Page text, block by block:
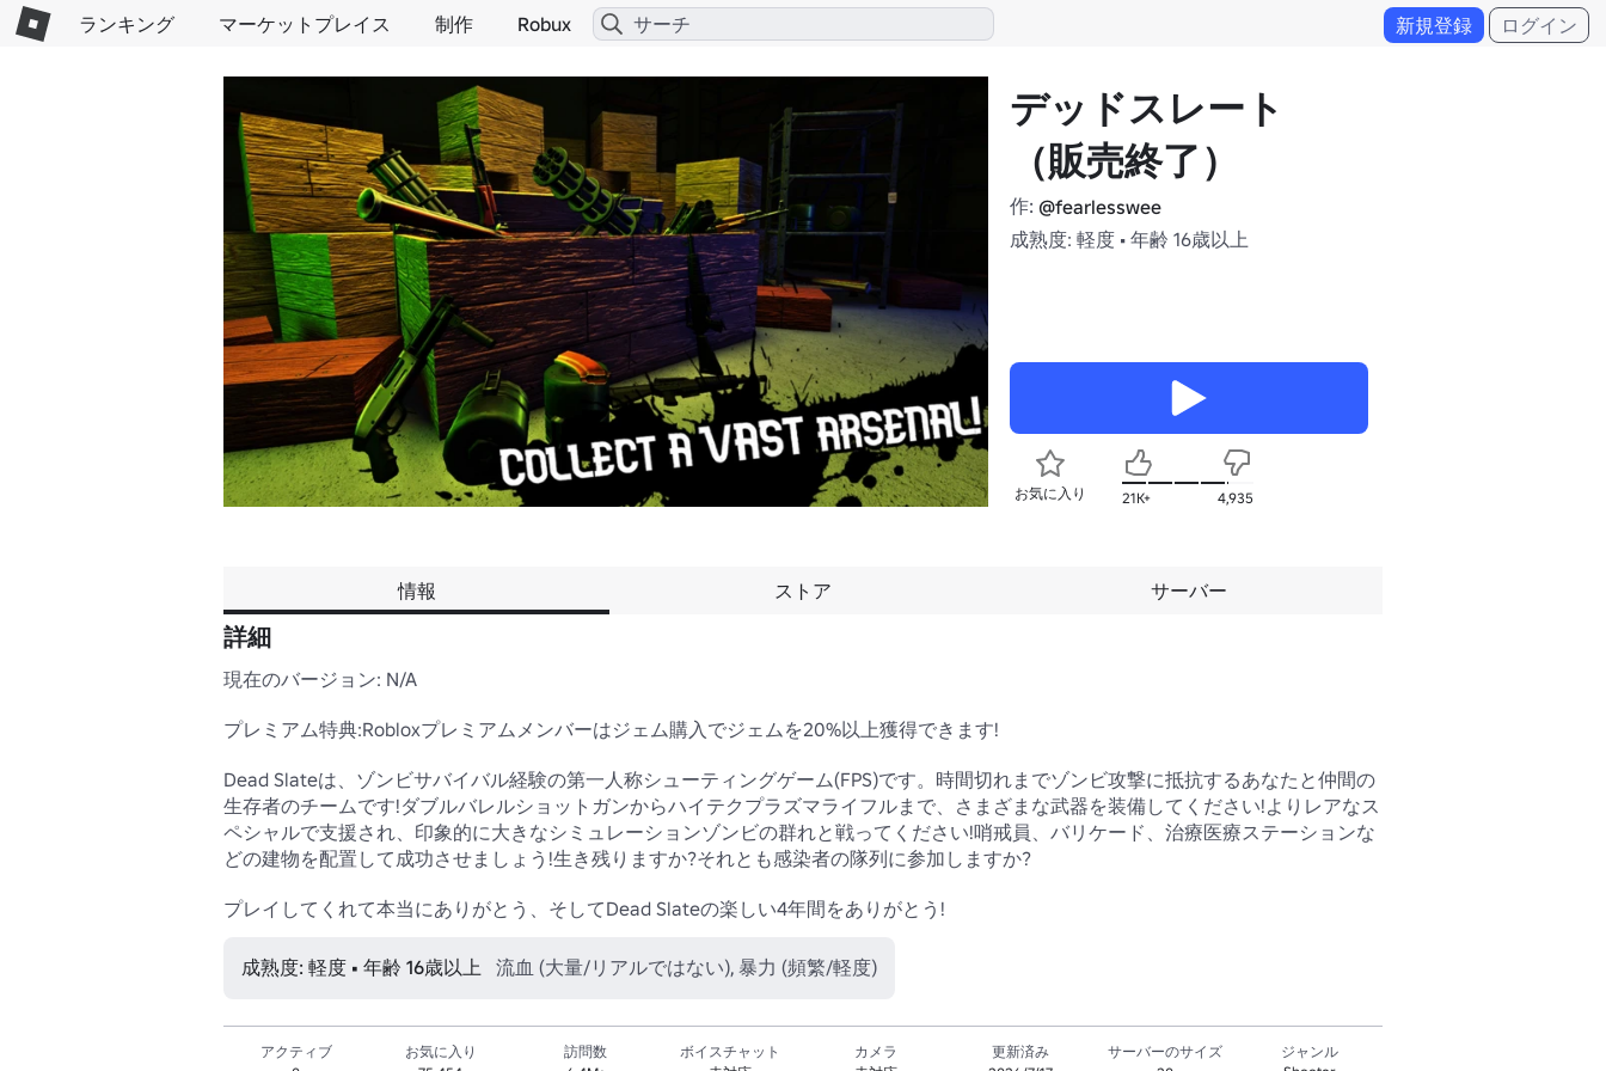
ランキング マーケットプレイス 制作 Robux 新規登録 ログイン
デッドスレート
（販売終了）
作: @fearlesswee
成熟度: 軽度 • 年齢 16歳以上
お気に入り 21K+ 4,935
情報 ストア サーバー
詳細
現在のバージョン: N/A
プレミアム特典:Robloxプレミアムメンバーはジェム購入でジェムを20%以上獲得できます!
Dead Slateは、ゾンビサバイバル経験の第一人称シューティングゲーム(FPS)です。時間切れまでゾンビ攻撃に抵抗するあなたと仲間の
生存者のチームです!ダブルバレルショットガンからハイテクプラズマライフルまで、さまざまな武器を装備してください!よりレアなス
ペシャルで支援され、印象的に大きなシミュレーションゾンビの群れと戦ってください!哨戒員、バリケード、治療医療ステーションな
どの建物を配置して成功させましょう!生き残りますか?それとも感染者の隊列に参加しますか?
プレイしてくれて本当にありがとう、そしてDead Slateの楽しい4年間をありがとう!
成熟度: 軽度 • 年齢 16歳以上 流血 (大量/リアルではない), 暴力 (頻繁/軽度)
アクティブ
お気に入り
訪問数
ボイスチャット
カメラ
更新済み
サーバーのサイズ
ジャンル